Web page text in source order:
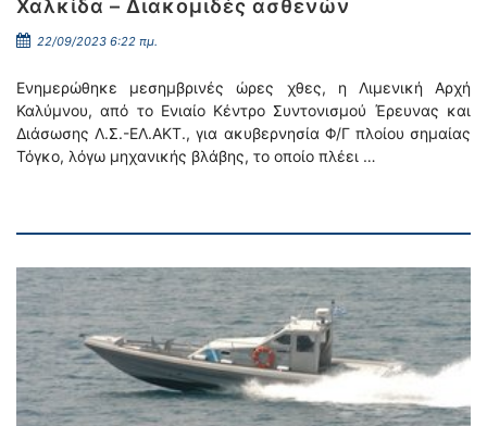
Χαλκίδα – Διακομιδές ασθενών
22/09/2023 6:22 πμ.
Ενημερώθηκε μεσημβρινές ώρες χθες, η Λιμενική Αρχή
Καλύμνου, από το Ενιαίο Κέντρο Συντονισμού Έρευνας και
Διάσωσης Λ.Σ.-ΕΛ.ΑΚΤ., για ακυβερνησία Φ/Γ πλοίου σημαίας
Τόγκο, λόγω μηχανικής βλάβης, το οποίο πλέει …